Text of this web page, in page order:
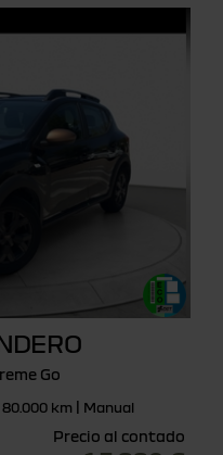
Go
80.000 km | Manual
Precio al contado